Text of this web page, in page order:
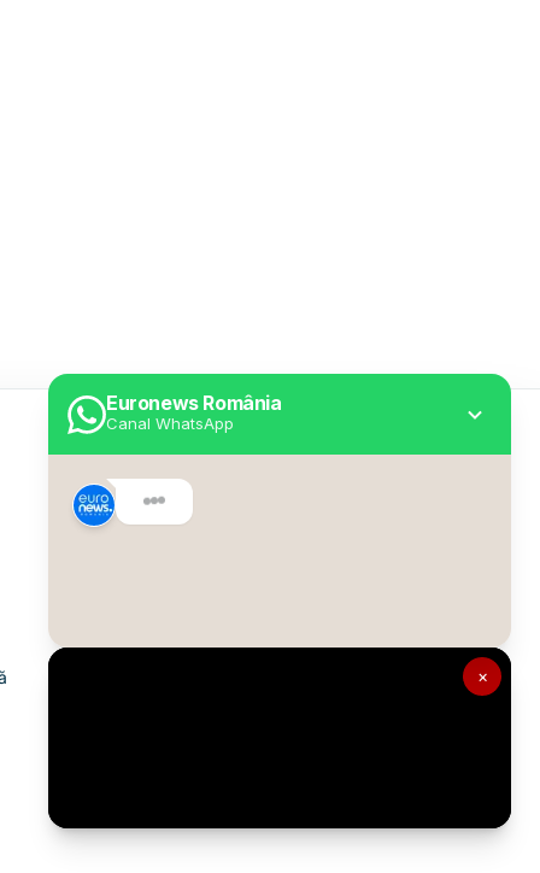
×
Euronews România
Canal WhatsApp
Despre Euronews